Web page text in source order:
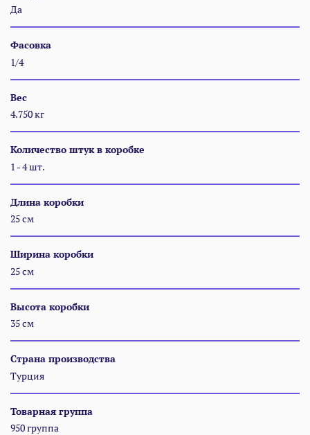
Да
Фасовка
1/4
Вес
4.750 кг
Количество штук в коробке
1 - 4 шт.
Длина коробки
25 см
Ширина коробки
25 см
Высота коробки
35 см
Страна производства
Турция
Товарная группа
950 группа